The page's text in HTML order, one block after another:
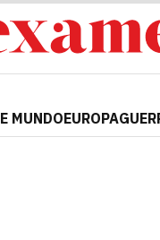
MUNDOEUROPA